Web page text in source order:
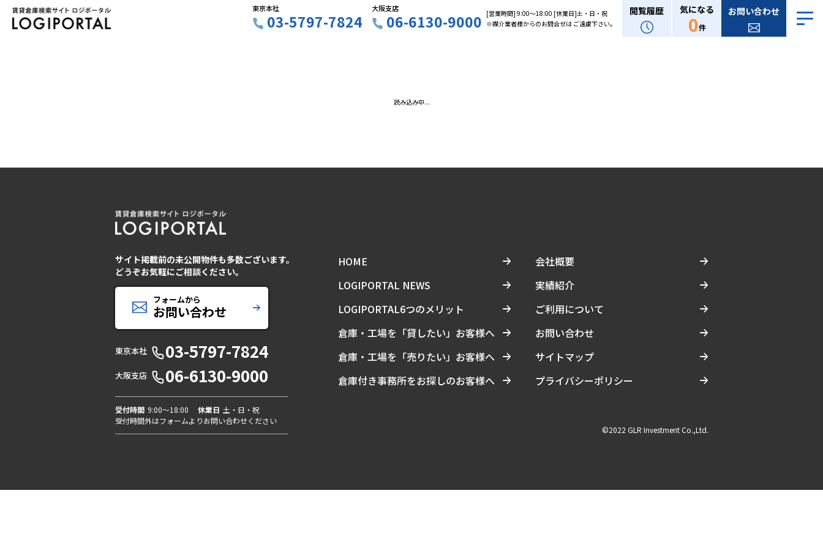
東京本社
03-5797-7824
大阪支店
06-6130-9000 [営業時間] 9:00〜18:00 [休業日]土・日・祝
※媒介業者様からのお問合せは ご遠慮下さい。
閲覧履歴 気になる
0件
お問い合わせ
読み込み中...
サイト掲載前の未公開物件も多数ございます。
どうぞお気軽にご相談ください。
フォームから
お問い合わせ
東京本社 03-5797-7824
大阪支店 06-6130-9000
受付時間 9:00〜18:00 休業日 土・日・祝
受付時間外はフォームよりお問い合わせください
HOME
LOGIPORTAL NEWS
LOGIPORTAL6つのメリット
倉庫・工場を「貸したい」お客様へ
倉庫・工場を「売りたい」お客様へ
倉庫付き事務所をお探しのお客様へ
会社概要
実績紹介
ご利用について
お問い合わせ
サイトマップ
プライバシーポリシー
©2022 GLR Investment Co.,Ltd.